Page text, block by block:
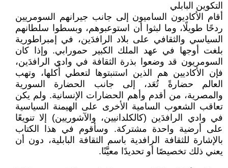
التكوين البابلي
أقام الأكاديون الساميون إلى جانب جيرانهم السومريين
ردحًا طويلًا، وما لبثوا أن استوعبوهم، وبسطوا سلطانهم
السياسي والثقافي على بلاد الرافدَين، في إمبراطورية
بلغت أوجها في عهد الملك الكبير حمورابي. وإذا كان
السومريون قد وضعوا بذرة الثقافة في وادي الرافدَين،
فإن الأكاديين هم الذين استنبتوها لتعطي أُكلها، وتهب
العالم حضارةً تُعَد، إلى جانب الحضارة السورية
والمصرية، من أقدم وأهم الحضارات الإنسانية. ولم يكن
تعاقب الشعوب السامية الأخرى على الهيمنة السياسية
في وادي الرافدَين (كالكلدانيين، والآشوريين) إلا تنويعًا
على أرضية واحدة مشتركة. وسأقوم في هذا الكتاب
بالإشارة للثقافة الرافدية باسم الثقافة البابلية، دون أن
يعني ذلك تخصيصًا أو تحديدًا معيَّنًا.